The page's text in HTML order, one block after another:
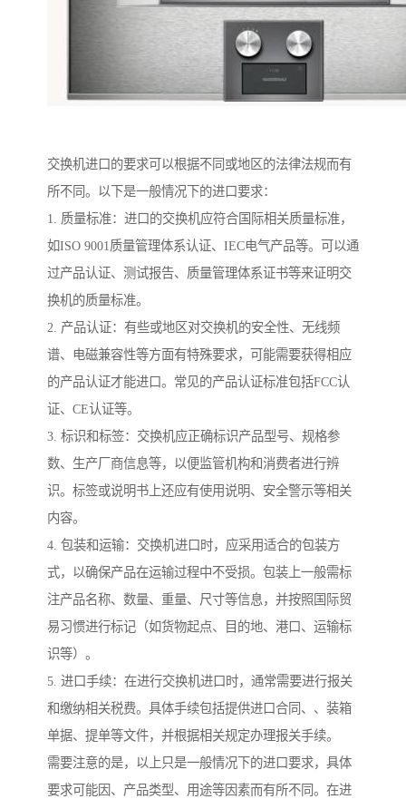
交换机进口的要求可以根据不同或地区的法律法规而有
所不同。以下是一般情况下的进口要求：
1. 质量标准：进口的交换机应符合国际相关质量标准，
如ISO 9001质量管理体系认证、IEC电气产品等。可以通
过产品认证、测试报告、质量管理体系证书等来证明交
换机的质量标准。
2. 产品认证：有些或地区对交换机的安全性、无线频
谱、电磁兼容性等方面有特殊要求，可能需要获得相应
的产品认证才能进口。常见的产品认证标准包括FCC认
证、CE认证等。
3. 标识和标签：交换机应正确标识产品型号、规格参
数、生产厂商信息等，以便监管机构和消费者进行辨
识。标签或说明书上还应有使用说明、安全警示等相关
内容。
4. 包装和运输：交换机进口时，应采用适合的包装方
式，以确保产品在运输过程中不受损。包装上一般需标
注产品名称、数量、重量、尺寸等信息，并按照国际贸
易习惯进行标记（如货物起点、目的地、港口、运输标
识等）。
5. 进口手续：在进行交换机进口时，通常需要进行报关
和缴纳相关税费。具体手续包括提供进口合同、、装箱
单据、提单等文件，并根据相关规定办理报关手续。
需要注意的是，以上只是一般情况下的进口要求，具体
要求可能因、产品类型、用途等因素而有所不同。在进